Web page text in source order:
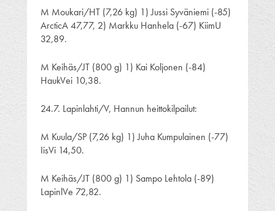
M Moukari/HT (7,26 kg) 1) Jussi Syväniemi (-85)
ArcticA 47,77, 2) Markku Hanhela (-67) KiimU
32,89.
M Keihäs/JT (800 g) 1) Kai Koljonen (-84)
HaukVei 10,38.
24.7. Lapinlahti/V, Hannun heittokilpailut:
M Kuula/SP (7,26 kg) 1) Juha Kumpulainen (-77)
IisVi 14,50.
M Keihäs/JT (800 g) 1) Sampo Lehtola (-89)
LapinlVe 72,82.